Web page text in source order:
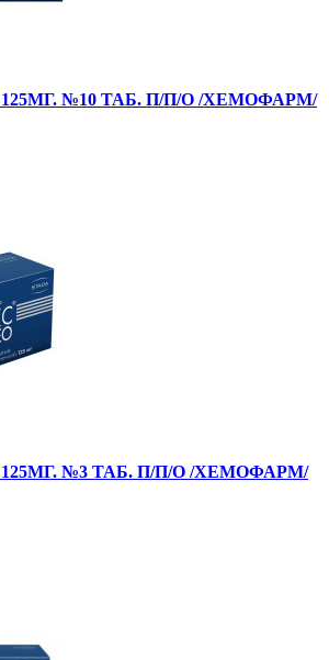
№10 ТАБ. П/П/О /ХЕМОФАРМ/
№3 ТАБ. П/П/О /ХЕМОФАРМ/